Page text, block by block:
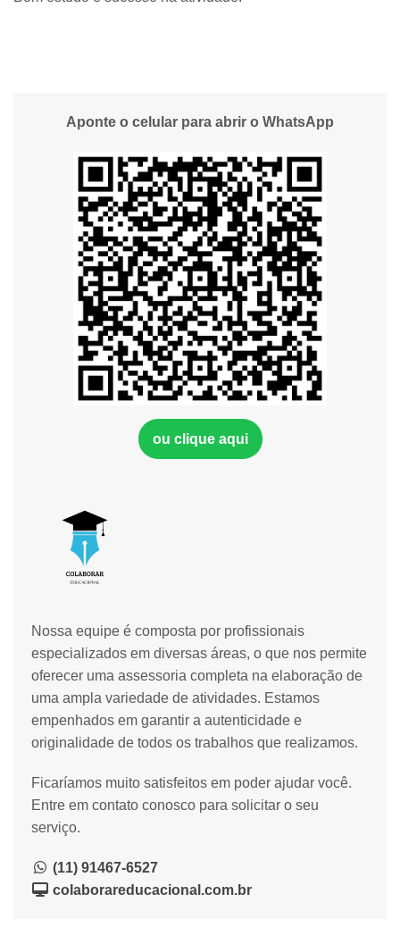
Nossa equipe é composta por profissionais
especializados em diversas áreas, o que nos permite
oferecer uma assessoria completa na elaboração de
uma ampla variedade de atividades. Estamos
empenhados em garantir a autenticidade e
originalidade de todos os trabalhos que realizamos.
Ficaríamos muito satisfeitos em poder ajudar você.
Entre em contato conosco para solicitar o seu
serviço.
(11) 91467-6527
colaborareducacional.com.br
Aponte o celular para abrir o WhatsApp
ou clique aqui